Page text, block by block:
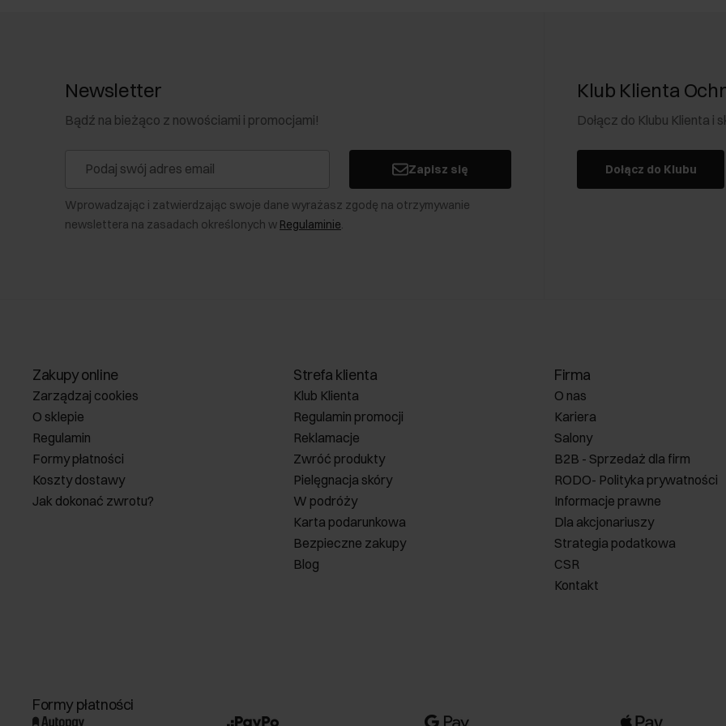
– torba powinna pomieścić wszystkie niezbędne w pracy lub podczas spotkań biznesowych dokumenty. Dlatego zazwyczaj takie
aktówki męskie są też dostępne w średnim rozmiarze;
szeroką gamę produktów w różnych odcieniach. Najczęściej panowie stawiają na modele w
szare czy granatowe, a nawet zielone;
materiał– teczki męskie skórzane świetnie prezentują się zwłaszcza w eleganckich stylizacjach. Z tego powodu mężczyźni, którzy
Do jakiej stylizacji dobrać teczki i aktówki męskie?
Teczki i aktówki stanowią funkcjonalny dodatek do codziennych stylizacji. Wersje wykonane z poliuretanu lub nylonu prezentują się świetnie
Z kolei produkty skórzane z wysokiej jakości materiałów będą odpowiednie dla osób, które na co dzień noszą do pracy garnitur lub stylizują
. Zmieści ona zarówno laptopa, jak i dokumenty w formacie A4 i umożliwi Ci transportowanie ich z domu
Newsletter
Bądź na bieżąco z nowościami i promocjami!
Zapisz się
Wprowadzając i zatwierdzając swoje dane wyrażasz zgodę na otrzymywanie
newslettera na zasadach określonych w Regulaminie.
Klub Klienta
Dołącz do Klubu Klienta
Dołącz do Klubu
Zakupy online
Zarządzaj cookies
O sklepie
Regulamin
Formy płatności
Koszty dostawy
Jak dokonać zwrotu?
Strefa klienta
Klub Klienta
Regulamin promocji
Reklamacje
Zwróć produkty
Pielęgnacja skóry
W podróży
Karta podarunkowa
Bezpieczne zakupy
Blog
Firma
O nas
Kariera
Salony
B2B - Sprzedaż dla firm
RODO- Polityka prywatności
Informacje prawne
Dla akcjonariuszy
Strategia podatkowa
CSR
Kontakt
Formy płatności